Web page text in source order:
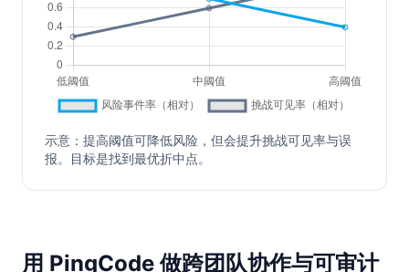
示意：提高阈值可降低风险，但会提升挑战可见率与误
报。目标是找到最优折中点。
用 PingCode 做跨团队协作与可审计